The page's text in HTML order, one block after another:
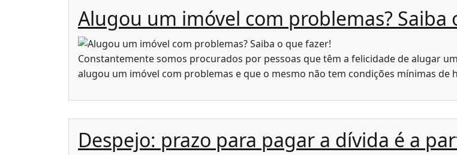
Alugou um imóvel com problemas? Saiba
Constantemente somos procurados por pessoas que têm a felicidade de alugar
alugou um imóvel com problemas e que o mesmo não tem condições mínimas de
Despejo: prazo para pagar a dívida é a